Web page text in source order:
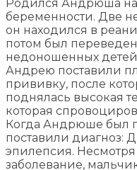
Родился Андрюша
беременности. Две
он находился в
потом был
недоношенных
Андрею поставили
прививку, после
поднялась высокая
которая
Когда Андрюше был
поставили диагноз:
эпилепсия. Несмотря
заболевание,